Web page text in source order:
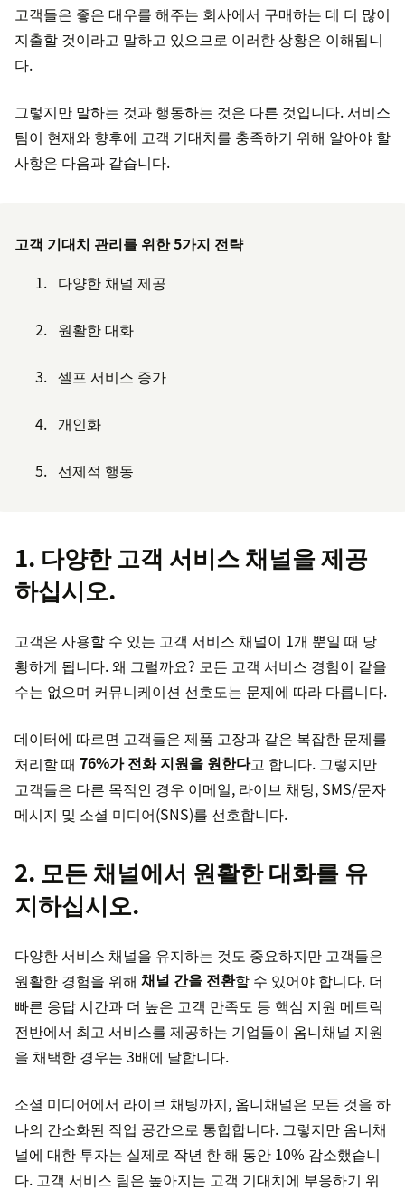
고객들은 좋은 대우를 해주는 회사에서 구매하는 데 더 많이
지출할 것이라고 말하고 있으므로 이러한 상황은 이해됩니
다.
그렇지만 말하는 것과 행동하는 것은 다른 것입니다. 서비스
팀이 현재와 향후에 고객 기대치를 충족하기 위해 알아야 할
사항은 다음과 같습니다.
고객 기대치 관리를 위한 5가지 전략
다양한 채널 제공
원활한 대화
셀프 서비스 증가
개인화
선제적 행동
1. 다양한 고객 서비스 채널을 제공
하십시오.
고객은 사용할 수 있는 고객 서비스 채널이 1개 뿐일 때 당
황하게 됩니다. 왜 그럴까요? 모든 고객 서비스 경험이 같을
수는 없으며 커뮤니케이션 선호도는 문제에 따라 다릅니다.
데이터에 따르면 고객들은 제품 고장과 같은 복잡한 문제를
처리할 때 76%가 전화 지원을 원한다고 합니다. 그렇지만
고객들은 다른 목적인 경우 이메일, 라이브 채팅, SMS/문자
메시지 및 소셜 미디어(SNS)를 선호합니다.
2. 모든 채널에서 원활한 대화를 유
지하십시오.
다양한 서비스 채널을 유지하는 것도 중요하지만 고객들은
원활한 경험을 위해 채널 간을 전환할 수 있어야 합니다. 더
빠른 응답 시간과 더 높은 고객 만족도 등 핵심 지원 메트릭
전반에서 최고 서비스를 제공하는 기업들이 옴니채널 지원
을 채택한 경우는 3배에 달합니다.
소셜 미디어에서 라이브 채팅까지, 옴니채널은 모든 것을 하
나의 간소화된 작업 공간으로 통합합니다. 그렇지만 옴니채
널에 대한 투자는 실제로 작년 한 해 동안 10% 감소했습니
다. 고객 서비스 팀은 높아지는 고객 기대치에 부응하기 위